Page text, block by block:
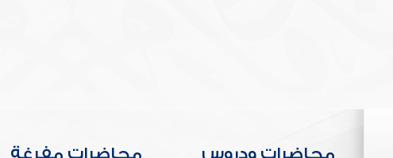
محاضرات ودروس محاضرات مفرغة